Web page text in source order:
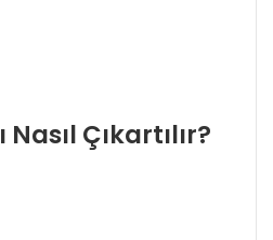
Nasıl Çıkartılır?